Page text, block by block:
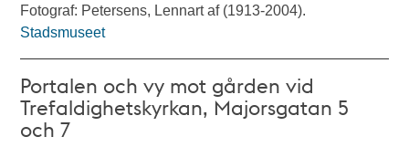
Fotograf: Petersens, Lennart af (1913-2004).
Stadsmuseet
Portalen och vy mot gården vid
Trefaldighetskyrkan, Majorsgatan 5
och 7